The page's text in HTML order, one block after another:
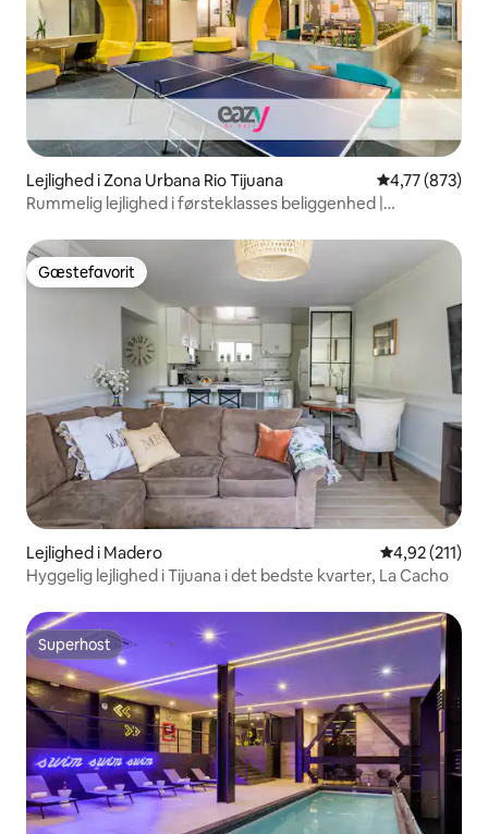
Lejlighed i Zona Urbana Rio Tijuana 4,77 ud af 5 i
4,77 (873)
Rummelig lejlighed i førsteklasses beliggenhed |
Gæstefavorit
Gæstefavorit
Lejlighed i Madero 4,92 ud af 5 i
4,92 (211)
Hyggelig lejlighed i Tijuana i det bedste kvarter, La Cacho
Superhost
Superhost